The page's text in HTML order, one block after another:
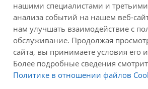
г. Тольятти, ул. Офицерская
этаж, офис 476
Оставайтесь на
нашими специалистами и
анализа событий на нашем веб-
нам улучшать взаимодействие с
обслуживание. Продолжая
сайта, вы принимаете условия его
Более подробные сведения
Политике в отношении файлов